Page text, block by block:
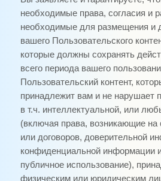
необходимые права, согласия и
необходимые для размещения и
вашего Пользовательского
которые должны сохранять
всего периода вашего
Пользовательский контент,
принадлежит вам и не нарушает
в т.ч. интеллектуальной, или
(включая права, возникающие на
или договоров, доверительной
конфиденциальной информации
публичное использование),
физическим или юридическим